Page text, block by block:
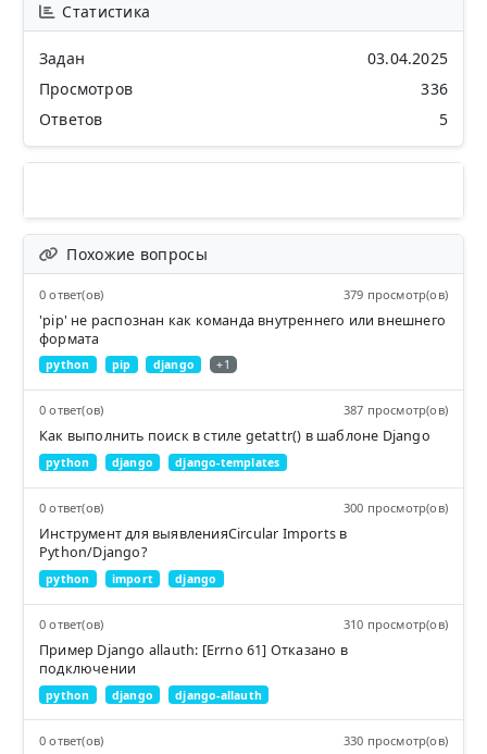
Статистика
Задан
03.04.2025
Просмотров
336
Ответов
5
Похожие вопросы
0 ответ(ов) 379 просмотр(ов)
'pip' не распознан как командa внутреннего или внешнего
формата
python pip django +1
0 ответ(ов) 387 просмотр(ов)
Как выполнить поиск в стиле getattr() в шаблоне Django
python django django-templates
0 ответ(ов) 300 просмотр(ов)
Инструмент для выявленияCircular Imports в
Python/Django?
python import django
0 ответ(ов) 310 просмотр(ов)
Пример Django allauth: [Errno 61] Отказано в
подключении
python django django-allauth
0 ответ(ов) 330 просмотр(ов)